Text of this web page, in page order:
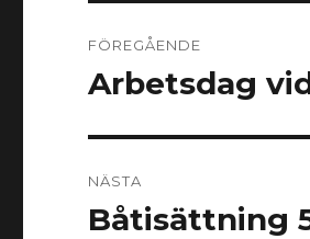
FÖREGÅENDE
Föregående
Arbetsdag
NÄSTA
Nästa
Båtisättning